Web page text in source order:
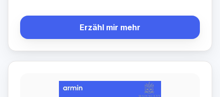
Erzähl mir mehr